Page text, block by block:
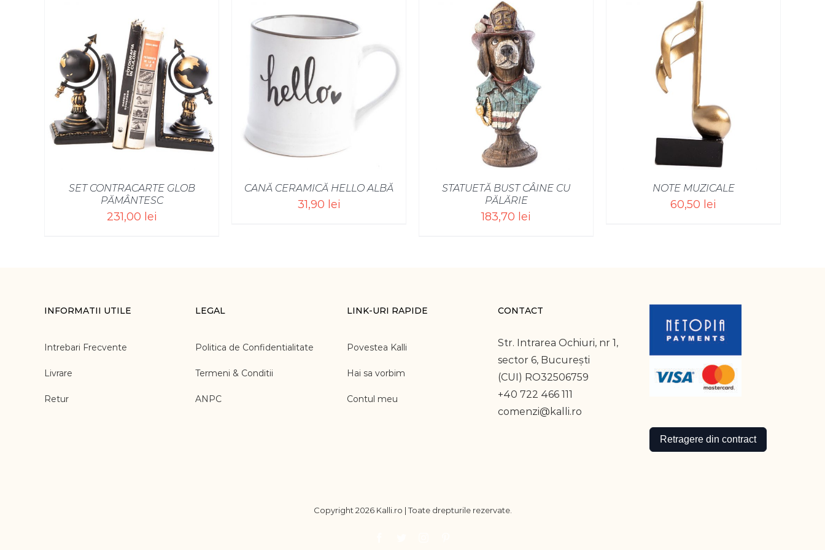
SET CONTRACARTE GLOB
PĂMÂNTESC
231,00 lei
SELECT OPTIONS /
CANĂ CERAMICĂ HELLO ALBĂ
31,90 lei
STATUETĂ BUST CÂINE CU
PĂLĂRIE
183,70 lei
NOTE MUZICALE
60,50 lei
INFORMATII UTILE
Intrebari Frecvente
Livrare
Retur
LEGAL
Politica de Confidentialitate
Termeni & Conditii
ANPC
LINK-URI RAPIDE
Povestea Kalli
Hai sa vorbim
Contul meu
CONTACT
Str. Intrarea Ochiuri, nr 1,
sector 6, București
(CUI) RO32506759
+40 722 466 111
comenzi@kalli.ro
Retragere din contract
Copyright 2026 Kalli.ro | Toate drepturile rezervate.